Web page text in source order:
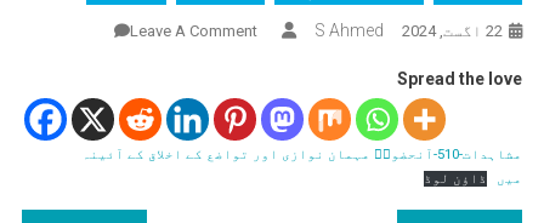
22 اگست, 2024 S Ahmed
Leave A Comment
نوازی
اور
Spread the love
مشاہدات-510-آنحضورؐ مہمان نوازی اور تواضع کے اخلاق کے آئینہ
میں
ڈاؤن لوڈ